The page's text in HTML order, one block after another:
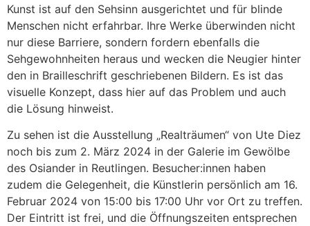
Kunst ist auf den Sehsinn ausgerichtet und für blinde
Menschen nicht erfahrbar. Ihre Werke überwinden nicht
nur diese Barriere, sondern fordern ebenfalls die
Sehgewohnheiten heraus und wecken die Neugier hinter
den in Brailleschrift geschriebenen Bildern. Es ist das
visuelle Konzept, dass hier auf das Problem und auch
die Lösung hinweist.
Zu sehen ist die Ausstellung „Realträumen“ von Ute Diez
noch bis zum 2. März 2024 in der Galerie im Gewölbe
des Osiander in Reutlingen. Besucher:innen haben
zudem die Gelegenheit, die Künstlerin persönlich am 16.
Februar 2024 von 15:00 bis 17:00 Uhr vor Ort zu treffen.
Der Eintritt ist frei, und die Öffnungszeiten entsprechen